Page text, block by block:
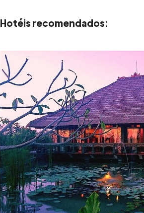
Hotéis recomendados: